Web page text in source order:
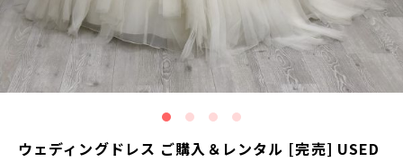
ウェディングドレス ご購入＆レンタル [完売] USED